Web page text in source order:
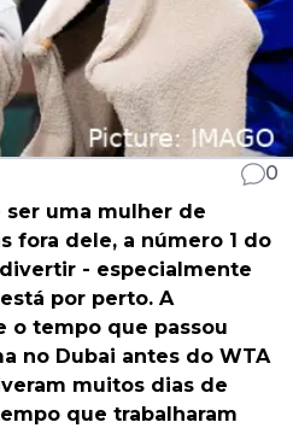
0
ser uma mulher de
fora dele, a número 1 do
- especialmente
está por perto. A
o tempo que passou
no Dubai antes do WTA
muitos dias de
que trabalharam